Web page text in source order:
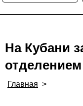
На Кубани
Главная >